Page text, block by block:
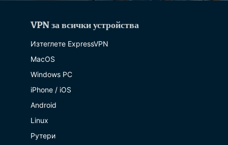
VPN за всички устройства
Изтеглете ExpressVPN
MacOS
Windows PC
iPhone / iOS
Android
Linux
Рутери